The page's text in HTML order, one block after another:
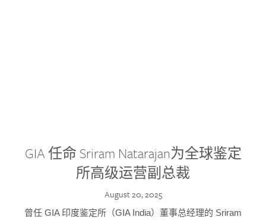
GIA 任命 Sriram Natarajan为全球鉴定
所高级运营副总裁
August 20, 2025
曾任 GIA 印度鉴定所（GIA India）董事总经理的 Sriram